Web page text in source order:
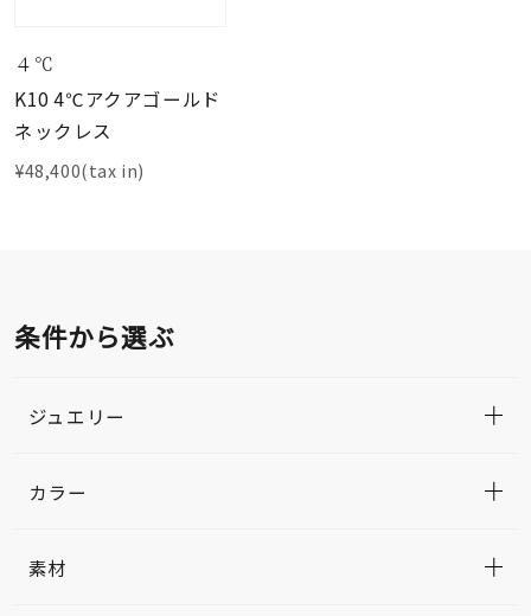
４℃
K10 4℃アクアゴールド
ネックレス
¥48,400(tax in)
条件から選ぶ
ジュエリー
カラー
素材